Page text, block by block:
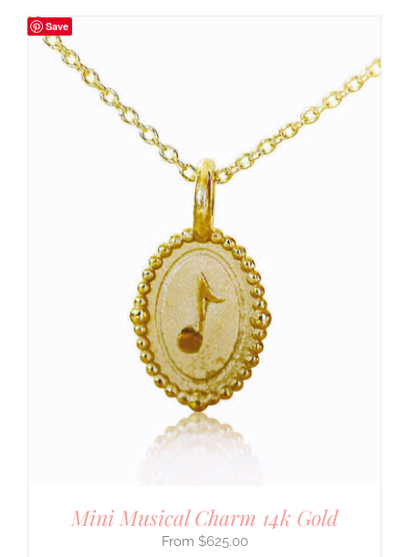
Save
Mini Musical Charm 14k Gold
$625.00